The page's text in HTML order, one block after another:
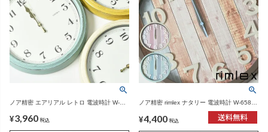
ノア精密 エアリアル レトロ 電波時計 W-
¥3,960 税込
ノア精密 rimlex ナタリー 電波時計 W-658 |
インテリア雑貨・掛け時計
¥4,400 税込